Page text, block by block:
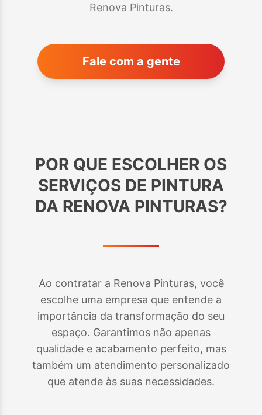
Renova Pinturas.
Fale com a gente
POR QUE ESCOLHER OS
SERVIÇOS DE PINTURA
DA RENOVA PINTURAS?
Ao contratar a Renova Pinturas, você
escolhe uma empresa que entende a
importância da transformação do seu
espaço. Garantimos não apenas
qualidade e acabamento perfeito, mas
também um atendimento personalizado
que atende às suas necessidades.